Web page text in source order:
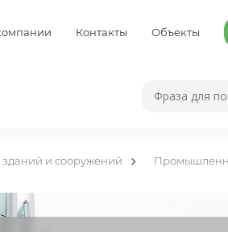
Контакты Объекты
зданий и сооружений